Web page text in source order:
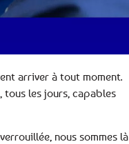
arriver à tout moment.
tous les jours, capables
nous sommes là